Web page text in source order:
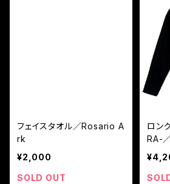
フェイスタオル／Rosario A
rk
¥2,000
SOLD OUT
ロン
RA-